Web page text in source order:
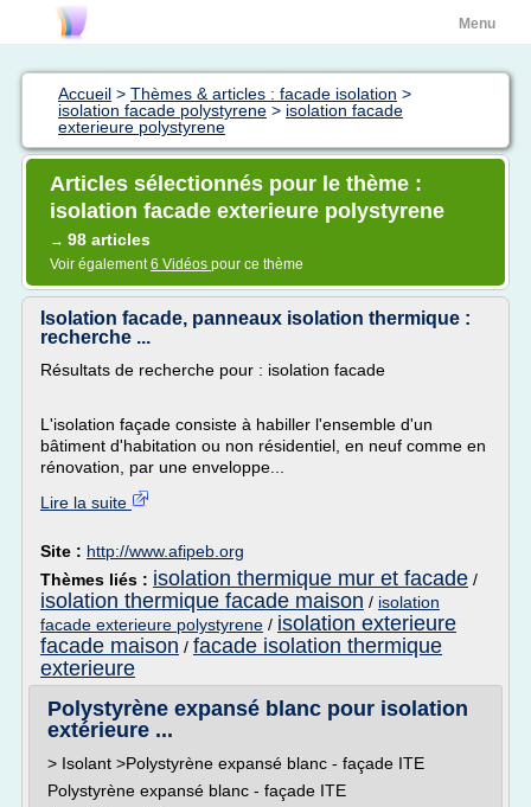
Menu
Accueil > Thèmes & articles : facade isolation >
isolation facade polystyrene > isolation facade
exterieure polystyrene
Articles sélectionnés pour le thème :
isolation facade exterieure polystyrene
→ 98 articles
Voir également6 Vidéos pour ce thème
Isolation facade, panneaux isolation thermique :
recherche ...
Résultats de recherche pour : isolation facade
L'isolation façade consiste à habiller l'ensemble d'un
bâtiment d'habitation ou non résidentiel, en neuf comme en
rénovation, par une enveloppe...
Lire la suite
Site : http://www.afipeb.org
Thèmes liés : isolation thermique mur et facade /
isolation thermique facade maison / isolation
facade exterieure polystyrene / isolation exterieure
facade maison / facade isolation thermique
exterieure
Polystyrène expansé blanc pour isolation
extérieure ...
> Isolant >Polystyrène expansé blanc - façade ITE
Polystyrène expansé blanc - façade ITE